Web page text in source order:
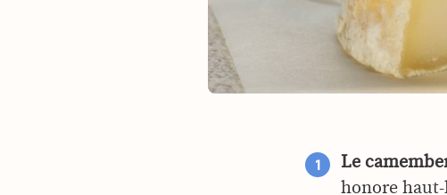
Le
honore